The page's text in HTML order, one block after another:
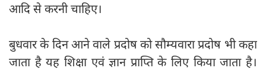
आदि से करनी चाहिए।
बुधवार के दिन आने वाले प्रदोष को सौम्यवारा प्रदोष भी कहा
जाता है यह शिक्षा एवं ज्ञान प्राप्ति के लिए किया जाता है।